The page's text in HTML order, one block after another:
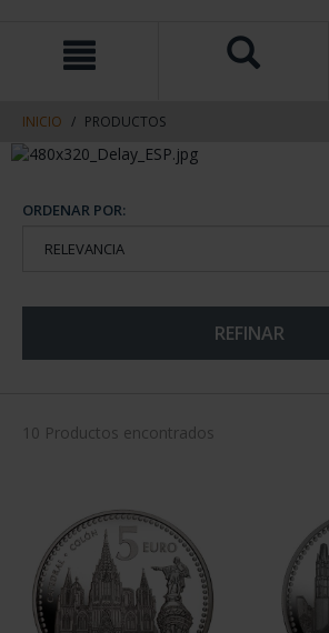
contenido
navegacin
INICIO PRODUCTOS
ORDENAR POR:
REFINAR
10 Productos encontrados